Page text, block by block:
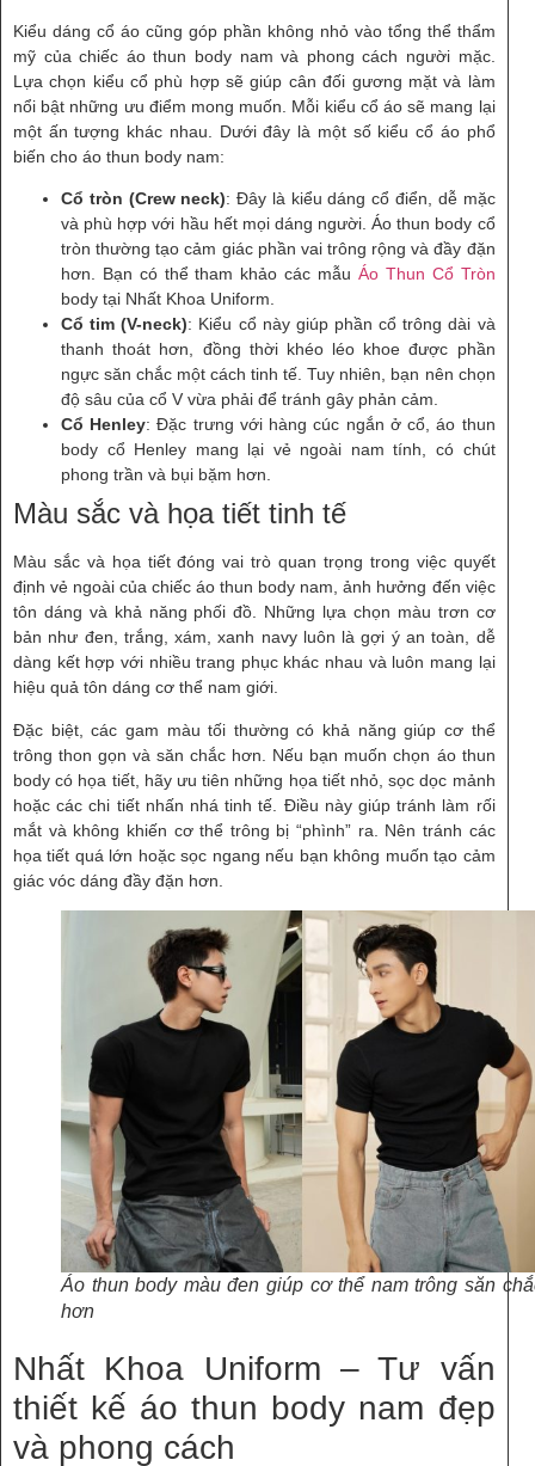
Kiểu dáng cổ áo cũng góp phần không nhỏ vào tổng thể thẩm
mỹ của chiếc áo thun body nam và phong cách người mặc.
Lựa chọn kiểu cổ phù hợp sẽ giúp cân đối gương mặt và làm
nổi bật những ưu điểm mong muốn. Mỗi kiểu cổ áo sẽ mang lại
một ấn tượng khác nhau. Dưới đây là một số kiểu cổ áo phổ
biến cho áo thun body nam:
Cổ tròn (Crew neck): Đây là kiểu dáng cổ điển, dễ mặc
và phù hợp với hầu hết mọi dáng người. Áo thun body cổ
tròn thường tạo cảm giác phần vai trông rộng và đầy đặn
hơn. Bạn có thể tham khảo các mẫu Áo Thun Cổ Tròn
body tại Nhất Khoa Uniform.
Cổ tim (V-neck): Kiểu cổ này giúp phần cổ trông dài và
thanh thoát hơn, đồng thời khéo léo khoe được phần
ngực săn chắc một cách tinh tế. Tuy nhiên, bạn nên chọn
độ sâu của cổ V vừa phải để tránh gây phản cảm.
Cổ Henley: Đặc trưng với hàng cúc ngắn ở cổ, áo thun
body cổ Henley mang lại vẻ ngoài nam tính, có chút
phong trần và bụi bặm hơn.
Màu sắc và họa tiết tinh tế
Màu sắc và họa tiết đóng vai trò quan trọng trong việc quyết
định vẻ ngoài của chiếc áo thun body nam, ảnh hưởng đến việc
tôn dáng và khả năng phối đồ. Những lựa chọn màu trơn cơ
bản như đen, trắng, xám, xanh navy luôn là gợi ý an toàn, dễ
dàng kết hợp với nhiều trang phục khác nhau và luôn mang lại
hiệu quả tôn dáng cơ thể nam giới.
Đặc biệt, các gam màu tối thường có khả năng giúp cơ thể
trông thon gọn và săn chắc hơn. Nếu bạn muốn chọn áo thun
body có họa tiết, hãy ưu tiên những họa tiết nhỏ, sọc dọc mảnh
hoặc các chi tiết nhấn nhá tinh tế. Điều này giúp tránh làm rối
mắt và không khiến cơ thể trông bị “phình” ra. Nên tránh các
họa tiết quá lớn hoặc sọc ngang nếu bạn không muốn tạo cảm
giác vóc dáng đầy đặn hơn.
Áo thun body màu đen giúp cơ thể nam trông săn
hơn
Nhất Khoa Uniform – Tư vấn
thiết kế áo thun body nam đẹp
và phong cách